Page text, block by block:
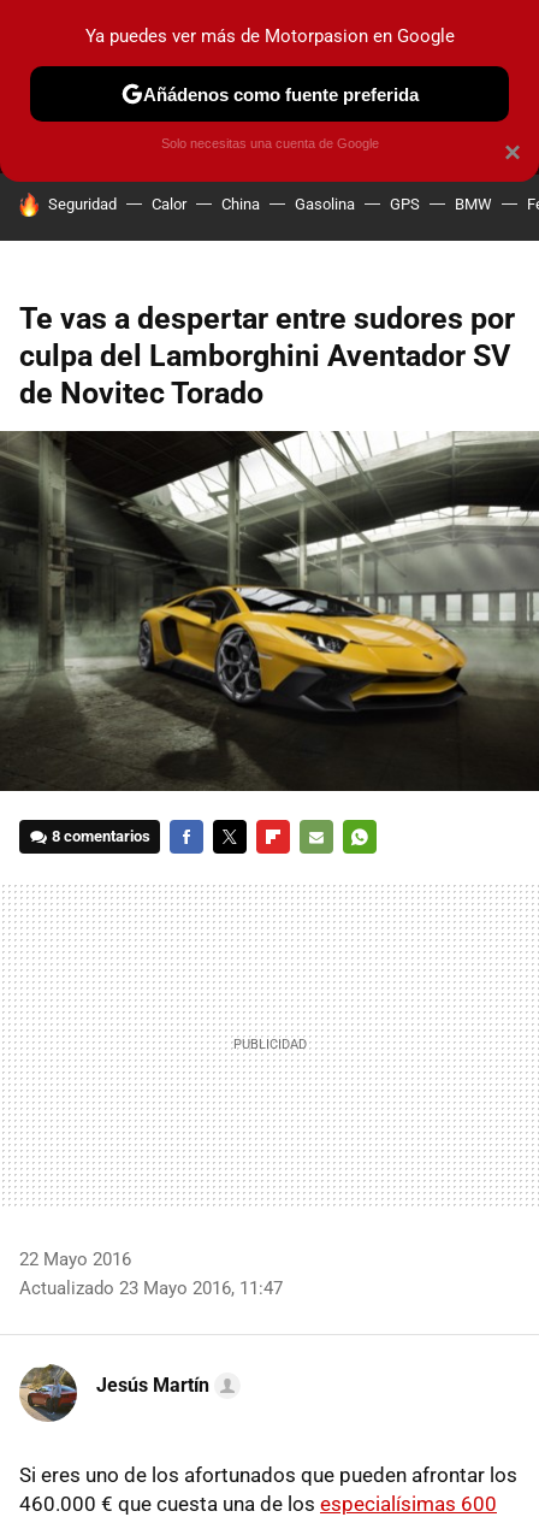
MENÚ NUEVO
COCHES ELÉCTRICOS OBSERVATORIO
HOY SE HABLA DE
Seguridad Calor China Gasolina GPS BMW
Te vas a despertar entre sudores por
culpa del Lamborghini Aventador SV
de Novitec Torado
8 comentarios
MAIL
22 Mayo 2016
Actualizado 23 Mayo 2016, 11:47
Jesús Martín
Si eres uno de los afortunados que pueden afrontar los
460.000 € que cuesta una de los especialísimas 600
×
Ya puedes ver más de Motorpasion en Google
Añádenos como fuente preferida
Solo necesitas una cuenta de Google